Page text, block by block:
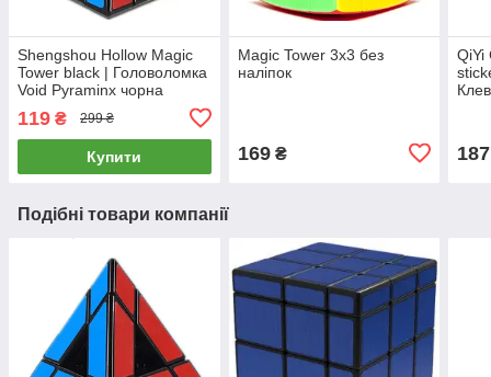
Shengshou Hollow Magic
Tower black | Головоломка
Void Pyraminx чорна
119 ₴ 299 ₴
Купити
Magic Tower 3x3 без
наліпок
169₴
QiYi
187
Подібні товари компанії